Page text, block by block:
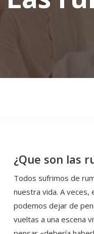
¿Que son las
Todos sufrimos de
nuestra vida. A veces,
podemos dejar de
vueltas a una escena